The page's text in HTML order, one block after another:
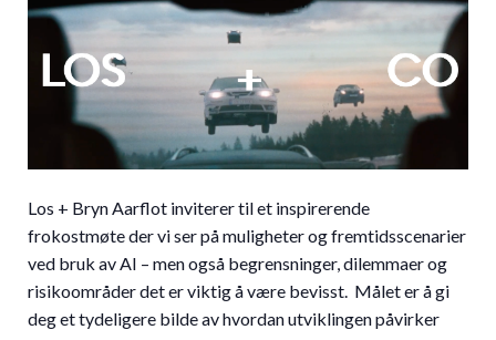
Los + Bryn Aarflot inviterer til et inspirerende
frokostmøte der vi ser på muligheter og fremtidsscenarier
ved bruk av AI – men også begrensninger, dilemmaer og
risikoområder det er viktig å være bevisst. Målet er å gi
deg et tydeligere bilde av hvordan utviklingen påvirker